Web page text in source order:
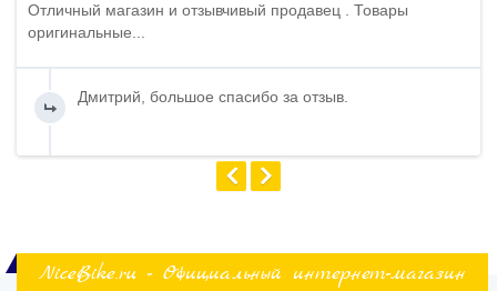
Отличный магазин и отзывчивый продавец . Товары
оригинальные...
Дмитрий, большое спасибо за отзыв.
NiceBike.ru - Официальный интернет-магазин